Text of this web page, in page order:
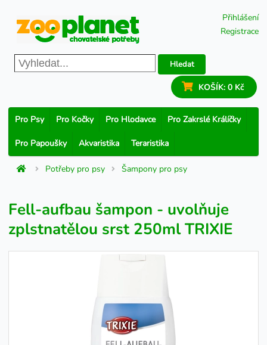
Přihlášení
Registrace
Hledat
KOŠÍK: 0 Kč
Pro Psy Pro Kočky Pro Hlodavce Pro Zakrslé Králíčky
Pro Papoušky Akvaristika Teraristika
Potřeby pro psy Šampony pro psy
Fell-aufbau šampon - uvolňuje
zplstnatělou srst 250ml TRIXIE